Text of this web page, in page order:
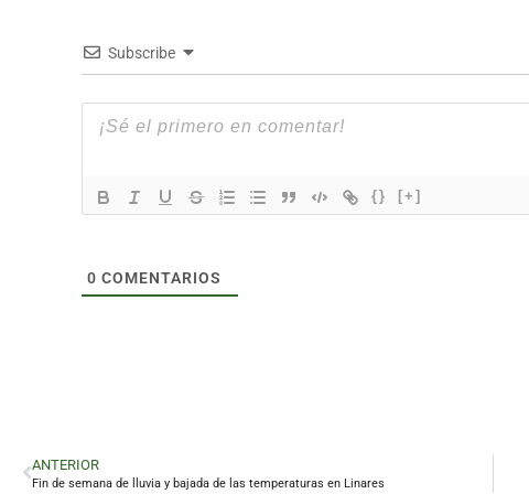
Subscribe
{} [+]
0 COMENTARIOS
ANTERIOR
Fin de semana de lluvia y bajada de las temperaturas en Linares